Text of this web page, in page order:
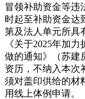
冒领补助资金等违
时起至补助资金达
第及法人单元所具
《关于2025年加
做的通知》（苏建
资历，不纳入本次
须对盖印供给的材
用线上体例申请。